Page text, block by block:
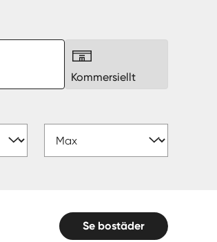
Kommersiellt
Se bostäder